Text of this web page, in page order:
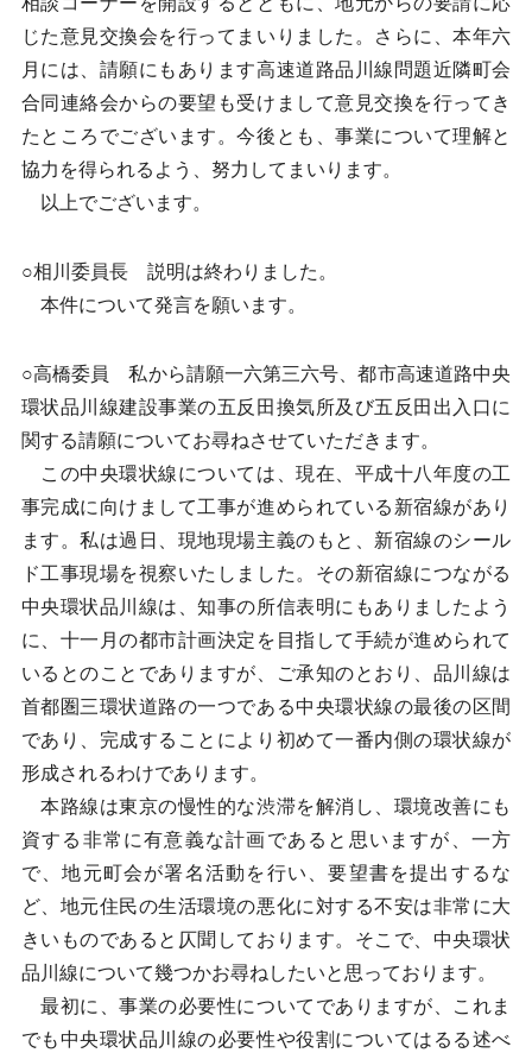
じた意見交換会を行ってまいりました。さらに、本年六
月には、請願にもあります高速道路品川線問題近隣町会
合同連絡会からの要望も受けまして意見交換を行ってき
たところでございます。今後とも、事業について理解と
協力を得られるよう、努力してまいります。
以上でございます。
○相川委員長 説明は終わりました。
本件について発言を願います。
○高橋委員 私から請願一六第三六号、都市高速道路中央
環状品川線建設事業の五反田換気所及び五反田出入口に
関する請願についてお尋ねさせていただきます。
この中央環状線については、現在、平成十八年度の工
事完成に向けまして工事が進められている新宿線があり
ます。私は過日、現地現場主義のもと、新宿線のシール
ド工事現場を視察いたしました。その新宿線につながる
中央環状品川線は、知事の所信表明にもありましたよう
に、十一月の都市計画決定を目指して手続が進められて
いるとのことでありますが、ご承知のとおり、品川線は
首都圏三環状道路の一つである中央環状線の最後の区間
であり、完成することにより初めて一番内側の環状線が
形成されるわけであります。
本路線は東京の慢性的な渋滞を解消し、環境改善にも
資する非常に有意義な計画であると思いますが、一方
で、地元町会が署名活動を行い、要望書を提出するな
ど、地元住民の生活環境の悪化に対する不安は非常に大
きいものであると仄聞しております。そこで、中央環状
品川線について幾つかお尋ねしたいと思っております。
最初に、事業の必要性についてでありますが、これま
でも中央環状品川線の必要性や役割についてはるる述べ